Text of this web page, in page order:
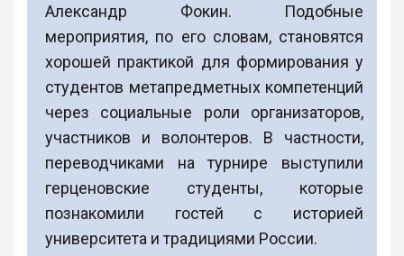
Александр Фокин. Подобные
мероприятия, по его словам, становятся
хорошей практикой для формирования у
студентов метапредметных компетенций
через социальные роли организаторов,
участников и волонтеров. В частности,
переводчиками на турнире выступили
герценовские студенты, которые
познакомили гостей с историей
университета и традициями России.